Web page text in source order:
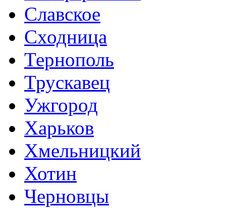
Славское
Сходница
Тернополь
Трускавец
Ужгород
Харьков
Хмельницкий
Хотин
Черновцы